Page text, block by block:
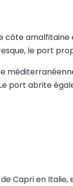
côte
le port
port abrite
Capri en